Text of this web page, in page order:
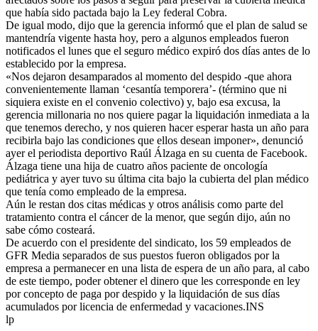
que había sido pactada bajo la Ley federal Cobra.
De igual modo, dijo que la gerencia informó que el plan de salud se
mantendría vigente hasta hoy, pero a algunos empleados fueron
notificados el lunes que el seguro médico expiró dos días antes de lo
establecido por la empresa.
«Nos dejaron desamparados al momento del despido -que ahora
convenientemente llaman ‘cesantía temporera’- (término que ni
siquiera existe en el convenio colectivo) y, bajo esa excusa, la
gerencia millonaria no nos quiere pagar la liquidación inmediata a la
que tenemos derecho, y nos quieren hacer esperar hasta un año para
recibirla bajo las condiciones que ellos desean imponer», denunció
ayer el periodista deportivo Raúl Álzaga en su cuenta de Facebook.
Álzaga tiene una hija de cuatro años paciente de oncología
pediátrica y ayer tuvo su última cita bajo la cubierta del plan médico
que tenía como empleado de la empresa.
Aún le restan dos citas médicas y otros análisis como parte del
tratamiento contra el cáncer de la menor, que según dijo, aún no
sabe cómo costeará.
De acuerdo con el presidente del sindicato, los 59 empleados de
GFR Media separados de sus puestos fueron obligados por la
empresa a permanecer en una lista de espera de un año para, al cabo
de este tiempo, poder obtener el dinero que les corresponde en ley
por concepto de paga por despido y la liquidación de sus días
acumulados por licencia de enfermedad y vacaciones.INS
lp